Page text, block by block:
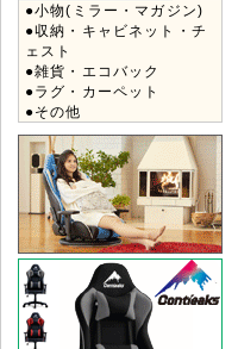
●小物(ミラー・マガジン)
●収納・キャビネット・チ
ェスト
●雑貨・エコバック
●ラグ・カーペット
●その他